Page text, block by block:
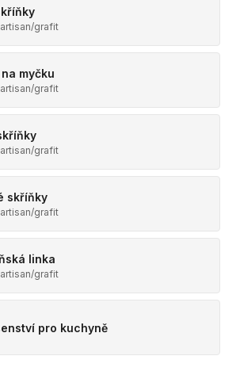
grafit
myčku
grafit
grafit
skříňky
grafit
linka
grafit
pro kuchyně